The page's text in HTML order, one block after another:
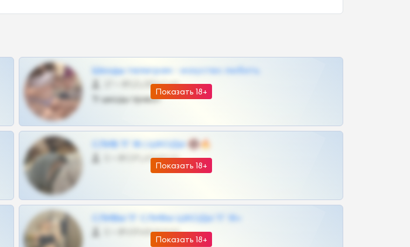
Показать 18+
Шкоды телеграм - искуство любить
@SZu3ll3sCatt_bot
Тг шкоды приват
Показать 18+
СЛИВ ТГ 18 | ШКОДЫ 🔞🔥
@OPLATAPODPSK1BOT
Показать 18+
СЛИВЫ ТГ СЛИВЫ ШКОДЫ ТГ 18+
@VIPARHIVS55BOT